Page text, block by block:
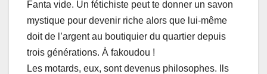
Fanta vide. Un fétichiste peut te donner un savon
mystique pour devenir riche alors que lui-même
doit de l’argent au boutiquier du quartier depuis
trois générations. À fakoudou !
Les motards, eux, sont devenus philosophes. Ils